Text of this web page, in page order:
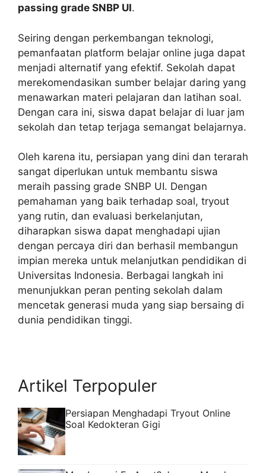
passing grade SNBP UI.
Seiring dengan perkembangan teknologi,
pemanfaatan platform belajar online juga dapat
menjadi alternatif yang efektif. Sekolah dapat
merekomendasikan sumber belajar daring yang
menawarkan materi pelajaran dan latihan soal.
Dengan cara ini, siswa dapat belajar di luar jam
sekolah dan tetap terjaga semangat belajarnya.
Oleh karena itu, persiapan yang dini dan terarah
sangat diperlukan untuk membantu siswa
meraih passing grade SNBP UI. Dengan
pemahaman yang baik terhadap soal, tryout
yang rutin, dan evaluasi berkelanjutan,
diharapkan siswa dapat menghadapi ujian
dengan percaya diri dan berhasil membangun
impian mereka untuk melanjutkan pendidikan di
Universitas Indonesia. Berbagai langkah ini
menunjukkan peran penting sekolah dalam
mencetak generasi muda yang siap bersaing di
dunia pendidikan tinggi.
Artikel Terpopuler
Persiapan Menghadapi Tryout Online
Soal Kedokteran Gigi